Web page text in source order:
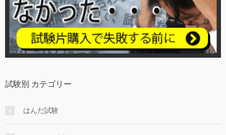
試験別 カテゴリー
はんだ試験